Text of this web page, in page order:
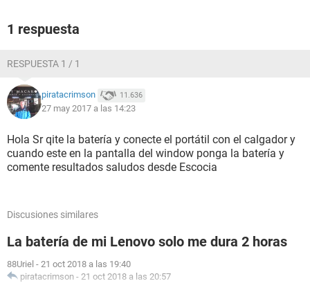
1 respuesta
RESPUESTA 1 / 1
piratacrimson 11.636
27 may 2017 a las 14:23
Hola Sr qite la batería y conecte el portátil con el calgador y
cuando este en la pantalla del window ponga la batería y
comente resultados saludos desde Escocia
Discusiones similares
La batería de mi Lenovo solo me dura 2 horas
88Uriel - 21 oct 2018 a las 19:40
piratacrimson - 21 oct 2018 a las 20:57